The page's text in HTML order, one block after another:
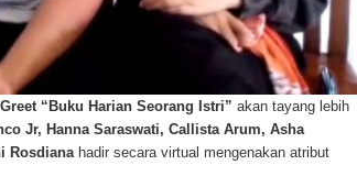
“Buku Harian Seorang Istri” akan tayang lebih
Jr, Hanna Saraswati, Callista Arum, Asha
Rosdianahadir secara virtual mengenakan atribut